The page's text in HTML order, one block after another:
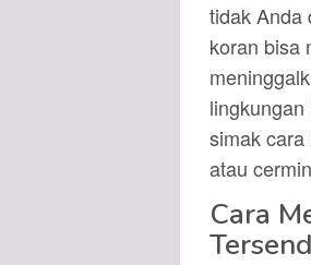
tidak Anda
koran bisa
simak
atau
Cara